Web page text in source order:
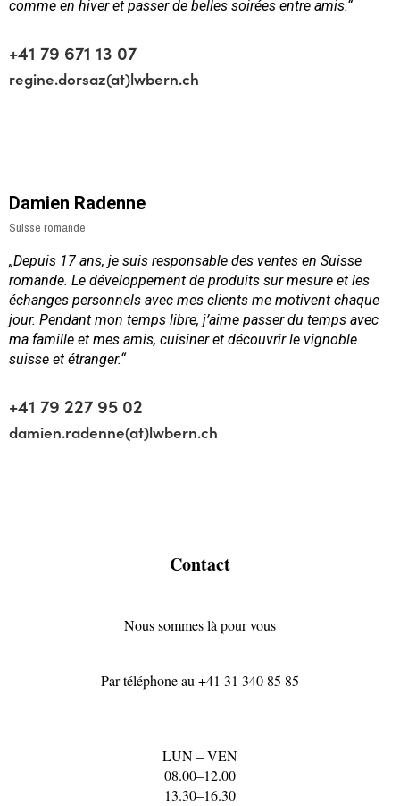
comme en hiver et passer de belles soirées entre amis.“
+41 79 671 13 07
regine.dorsaz(at)lwbern.ch
Damien Radenne
Suisse romande
„Depuis 17 ans, je suis responsable des ventes en Suisse
romande. Le développement de produits sur mesure et les
échanges personnels avec mes clients me motivent chaque
jour. Pendant mon temps libre, j’aime passer du temps avec
ma famille et mes amis, cuisiner et découvrir le vignoble
suisse et étranger.“
+41 79 227 95 02
damien.radenne(at)lwbern.ch
Contact
Nous sommes là pour vous
Par téléphone au +41 31 340 85 85
LUN – VEN
08.00–12.00
13.30–16.30